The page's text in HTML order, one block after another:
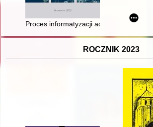
Proces informatyzacji administracji
ROCZNIK 2023